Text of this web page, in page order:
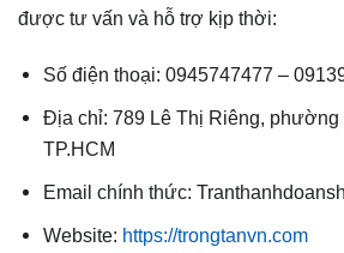
được tư vấn và hỗ trợ kịp thời:
Số điện thoại: 0945747477 –
Địa chỉ: 789 Lê Thị Riêng, phường
TP.HCM
Email chính thức:
Website: https://trongtanvn.com